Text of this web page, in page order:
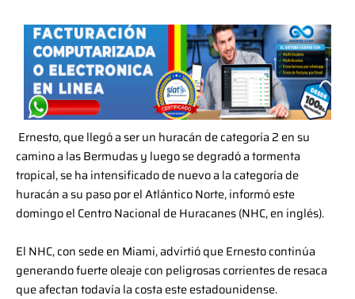
Ernesto, que llegó a ser un huracán de categoría 2 en su
camino a las Bermudas y luego se degradó a tormenta
tropical, se ha intensificado de nuevo a la categoría de
huracán a su paso por el Atlántico Norte, informó este
domingo el Centro Nacional de Huracanes (NHC, en inglés).
El NHC, con sede en Miami, advirtió que Ernesto continúa
generando fuerte oleaje con peligrosas corrientes de resaca
que afectan todavía la costa este estadounidense.